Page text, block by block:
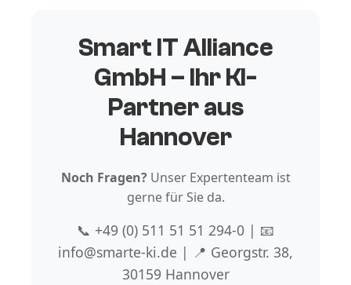
Smart IT Alliance
GmbH – Ihr KI-
Partner aus
Hannover
Noch Fragen?Unser Expertenteam ist
gerne für Sie da.
📞 +49 (0) 511 51 51 294-0 | 📧
info@smarte-ki.de | 📍 Georgstr. 38,
30159 Hannover